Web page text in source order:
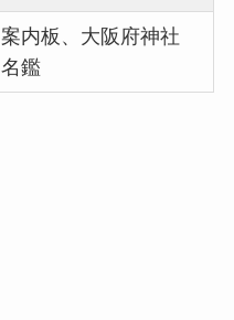
案内板、大阪府神社
名鑑